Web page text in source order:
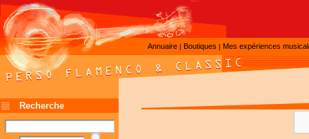
Annuaire | Boutiques | Mes expériences
Recherche